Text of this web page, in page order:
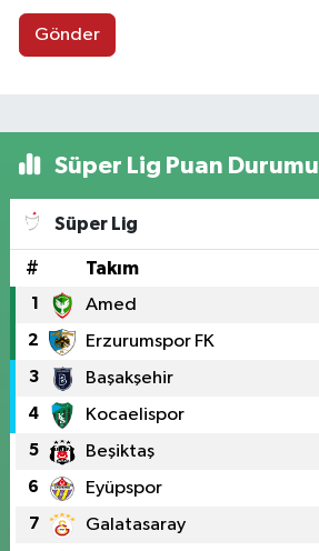
Gönder
Süper Lig Puan Durumu
Süper Lig
# Takım
1 Amed
2 Erzurumspor FK
3 Başakşehir
4 Kocaelispor
5 Beşiktaş
6 Eyüpspor
7 Galatasaray